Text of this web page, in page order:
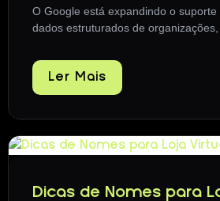
O Google está expandindo o
dados estruturados de organizações,
Ler Mais
Dicas de Nomes para